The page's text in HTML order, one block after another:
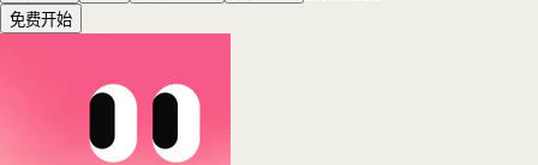
免费开始